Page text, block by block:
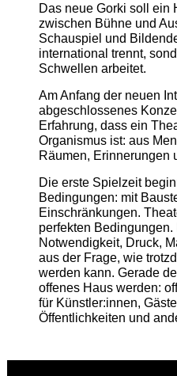
Das neue Gorki soll ein
zwischen Bühne und
Schauspiel und
international trennt,
Schwellen arbeitet.
Am Anfang der neuen
abgeschlossenes
Erfahrung, dass ein
Organismus ist: aus
Räumen, Erinnerungen
Die erste Spielzeit
Bedingungen: mit
Einschränkungen.
perfekten Bedingungen.
Notwendigkeit, Druck,
aus der Frage, wie
werden kann. Gerade
offenes Haus werden:
für Künstler:innen,
Öffentlichkeiten und